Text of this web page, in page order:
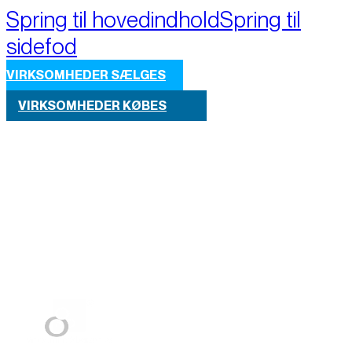
Spring til hovedindholdSpring til
sidefod
VIRKSOMHEDER SÆLGES
VIRKSOMHEDER KØBES